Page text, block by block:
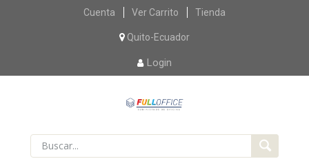
Skip
content
Cuenta Ver Carrito Tienda
Quito-Ecuador
Login